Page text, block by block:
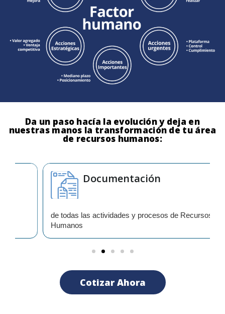
Da un paso hacía la evolución y deja en
nuestras manos la transformación de tu área
de recursos humanos:
Documentación
de todas las actividades y procesos de Recursos
Humanos
Cotizar Ahora